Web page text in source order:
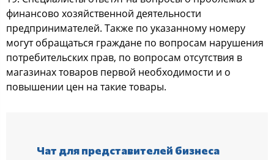
финансово хозяйственной деятельности
предпринимателей. Также по указанному номеру
могут обращаться граждане по вопросам нарушения
потребительских прав, по вопросам отсутствия в
магазинах товаров первой необходимости и о
повышении цен на такие товары.
Чат для представителей бизнеса